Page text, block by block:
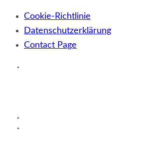
Cookie-Richtlinie
Datenschutzerklärung
Contact Page